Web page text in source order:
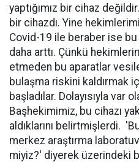
yaptığımız bir cihaz
bir cihazdı. Yine
Covid-19 ile beraber ise
daha arttı. Çünkü
etmeden bu aparatlar
bulaşma riskini kaldırmak
başladılar. Dolayısıyla var
Başhekimimiz, bu cihazı
aldıklarını belirtmişlerdi.
merkez araştırma
miyiz?' diyerek üzerindeki